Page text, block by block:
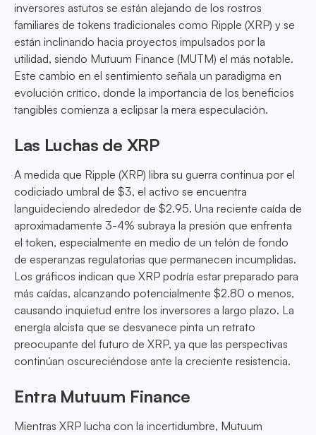
inversores astutos se están alejando de los rostros
familiares de tokens tradicionales como Ripple (XRP) y se
están inclinando hacia proyectos impulsados por la
utilidad, siendo Mutuum Finance (MUTM) el más notable.
Este cambio en el sentimiento señala un paradigma en
evolución crítico, donde la importancia de los beneficios
tangibles comienza a eclipsar la mera especulación.
Las Luchas de XRP
A medida que Ripple (XRP) libra su guerra continua por el
codiciado umbral de $3, el activo se encuentra
languideciendo alrededor de $2.95. Una reciente caída de
aproximadamente 3-4% subraya la presión que enfrenta
el token, especialmente en medio de un telón de fondo
de esperanzas regulatorias que permanecen incumplidas.
Los gráficos indican que XRP podría estar preparado para
más caídas, alcanzando potencialmente $2.80 o menos,
causando inquietud entre los inversores a largo plazo. La
energía alcista que se desvanece pinta un retrato
preocupante del futuro de XRP, ya que las perspectivas
continúan oscureciéndose ante la creciente resistencia.
Entra Mutuum Finance
Mientras XRP lucha con la incertidumbre, Mutuum